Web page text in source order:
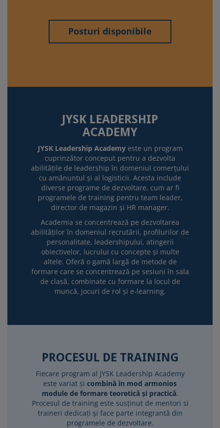
Posturi disponibile
JYSK LEADERSHIP
ACADEMY
JYSK Leadership Academyeste un program
cuprinzător conceput pentru a dezvolta
abilitățile de leadership în domeniul comerțului
cu amănuntul și al logisticii. Acesta include
diverse programe de dezvoltare, cum ar fi
programele de training pentru team leader,
director de magazin și HR manager.
Academia se concentrează pe dezvoltarea
abilităților în domeniul recrutării, profilurilor de
personalitate, leadershipului, atingerii
obiectivelor, lucrului cu concepte și multe
altele. Oferă o gamă largă de metode de
formare care se concentrează pe sesiuni în sala
de clasă, combinate cu formare la locul de
muncă, jocuri de rol și e-learning.
PROCESUL DE TRAINING
Fiecare program al JYSK Leadership Academy
este variat și combină în mod armonios
module de formare teoretică și practică.
Procesul de training este susținut de mentori si
traineri dedicați și face parte integrantă din
programele de dezvoltare.